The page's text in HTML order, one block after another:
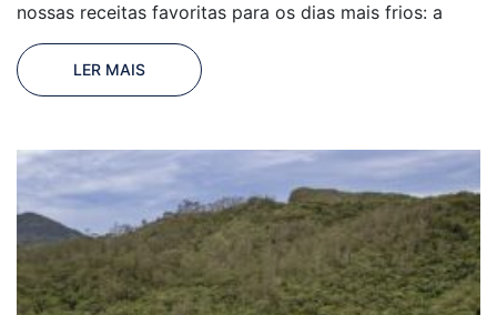
nossas receitas favoritas para os dias mais frios: a
LER MAIS